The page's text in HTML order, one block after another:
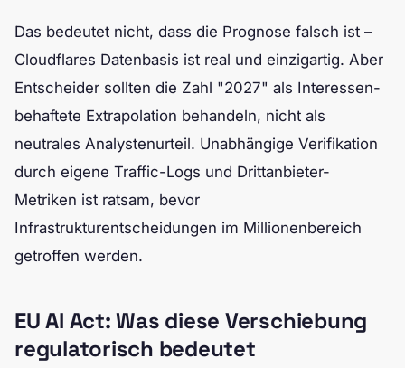
Das bedeutet nicht, dass die Prognose falsch ist –
Cloudflares Datenbasis ist real und einzigartig. Aber
Entscheider sollten die Zahl "2027" als Interessen-
behaftete Extrapolation behandeln, nicht als
neutrales Analystenurteil. Unabhängige Verifikation
durch eigene Traffic-Logs und Drittanbieter-
Metriken ist ratsam, bevor
Infrastrukturentscheidungen im Millionenbereich
getroffen werden.
EU AI Act: Was diese Verschiebung
regulatorisch bedeutet